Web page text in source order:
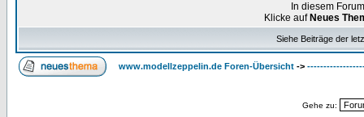
In diesem
Klicke auf Neues
Siehe Beiträge der
www.modellzeppelin.de Foren-Übersicht ->
Gehe zu: